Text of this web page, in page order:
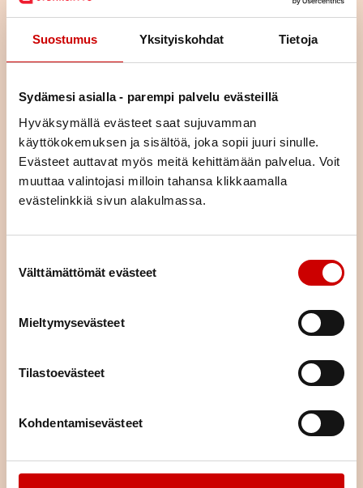
Suostumus Yksityiskohdat Tietoja
Sydämesi asialla - parempi palvelu evästeillä
Hyväksymällä evästeet saat sujuvamman
käyttökokemuksen ja sisältöä, joka sopii juuri sinulle.
Evästeet auttavat myös meitä kehittämään palvelua. Voit
muuttaa valintojasi milloin tahansa klikkaamalla
evästelinkkiä sivun alakulmassa.
Välttämättömät evästeet
Mieltymysevästeet
Tilastoevästeet
Kohdentamisevästeet
Tutustu toimintaan alueellamme
Tutustu yhdistyksemme toimintaan ja lähde mukaan
TUTUSTU TAPAHTUMAKALENTERIIN